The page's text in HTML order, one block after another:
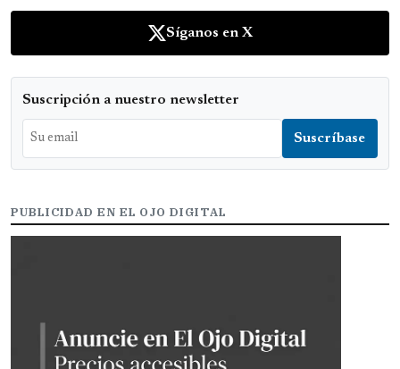
Síganos en X
Suscripción a nuestro newsletter
PUBLICIDAD EN EL OJO DIGITAL